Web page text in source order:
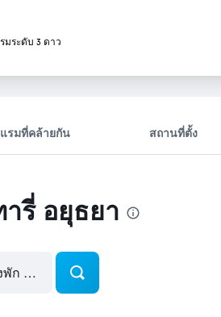
รมที่คล้ายกัน สถานที่ตั้ง
รี่ อยุธยา
ก 1 ห้อง
มระดับ 3 ดาว